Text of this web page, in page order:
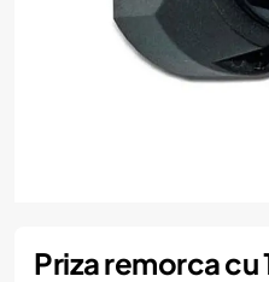
Priza remorca cu